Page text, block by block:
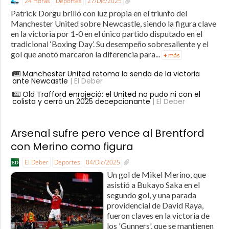
Patrick Dorgu brilló con luz propia en el triunfo del
Manchester United sobre Newcastle, siendo la figura clave
en la victoria por 1-0 en el único partido disputado en el
tradicional ‘Boxing Day’. Su desempeño sobresaliente y el
gol que anotó marcaron la diferencia para... + más
Manchester United retoma la senda de la victoria
ante Newcastle | El Deber
Old Trafford enrojeció: el United no pudo ni con el
colista y cerró un 2025 decepcionante| El Deber
Arsenal sufre pero vence al Brentford
con Merino como figura
El Deber Deportes 04/Dic/2025
Un gol de Mikel Merino, que
asistió a Bukayo Saka en el
segundo gol, y una parada
providencial de David Raya,
fueron claves en la victoria de
los 'Gunners', que se mantienen